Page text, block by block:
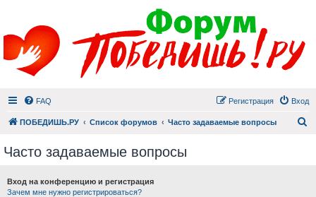
FAQ Вход
Регистрация
ПОБЕДИШЬ.РУ Список форумов Часто задаваемые вопросы
Часто задаваемые вопросы
Вход на конференцию и регистрация
Зачем мне нужно регистрироваться?